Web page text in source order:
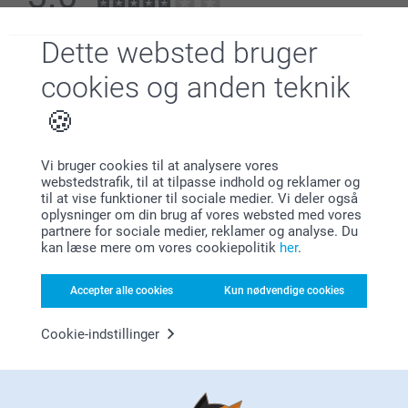
Dette websted bruger
cookies og anden teknik
Vi bruger cookies til at analysere vores
webstedstrafik, til at tilpasse indhold og reklamer og
til at vise funktioner til sociale medier. Vi deler også
oplysninger om din brug af vores websted med vores
partnere for sociale medier, reklamer og analyse. Du
kan læse mere om vores cookiepolitik her.
Accepter alle cookies Kun nødvendige cookies
Cookie-indstillinger
Det fleksible cover er lavet af termoplastisk
polyurethan (TPU), som er elastisk, gennemsigtigt og
modstandsdygtigt over for olie, fedt og slid.
De hårde covers til både iPhone og Samsung er lavet af
et holdbart hårdt plastmateriale, der giver stærk
Samsung-pungen er fremstillet af et syntetisk materiale
iPhone-pungen kombinerer en robust, beskyttende base
Alle anmeldelser (2)
5 Stjerner
4 Stjerner
2 Stjerner
1 Stjerne
bubbi,
09.06.2026
Meget let at bestille, god pris, hurtig levering